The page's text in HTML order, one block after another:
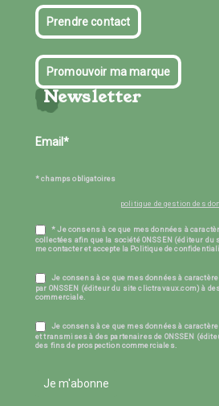
Prendre contact
Promouvoir ma marque
Newsletter
* champs obligatoires
politique de gestion des
* Je consens à ce que mes données à
collectées afin que la société ONSSEN (éditeur
me contacter et accepte la Politique de
Je consens à ce que mes données à
par ONSSEN (éditeur du site clictravaux.com) à
commerciale.
Je consens à ce que mes données à
et transmises à des partenaires de ONSSEN
des fins de prospection commerciales.
Je m'abonne